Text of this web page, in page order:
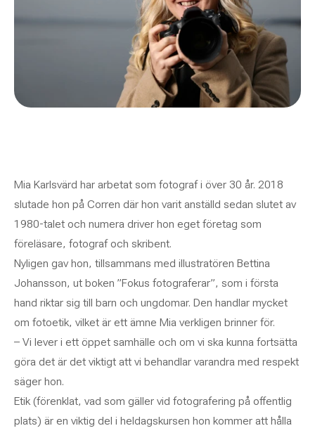
Mia Karlsvärd har arbetat som fotograf i över 30 år. 2018
slutade hon på Corren där hon varit anställd sedan slutet av
1980-talet och numera driver hon eget företag som
föreläsare, fotograf och skribent.
Nyligen gav hon, tillsammans med illustratören Bettina
Johansson, ut boken ”Fokus fotograferar”, som i första
hand riktar sig till barn och ungdomar. Den handlar mycket
om fotoetik, vilket är ett ämne Mia verkligen brinner för.
– Vi lever i ett öppet samhälle och om vi ska kunna fortsätta
göra det är det viktigt att vi behandlar varandra med respekt
säger hon.
Etik (förenklat, vad som gäller vid fotografering på offentlig
plats) är en viktig del i heldagskursen hon kommer att hålla